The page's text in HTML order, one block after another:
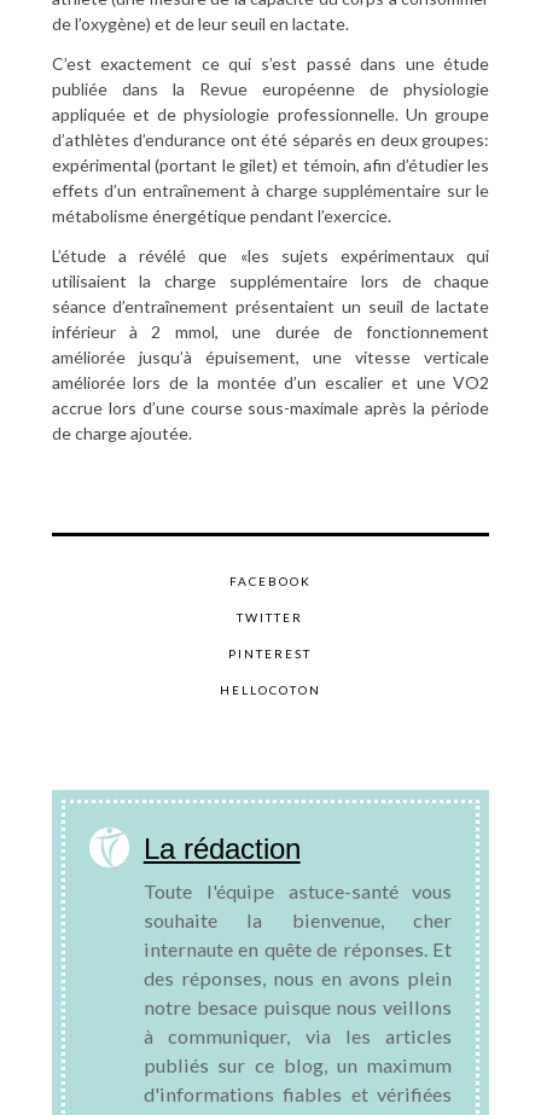
de l’oxygène) et de leur seuil en lactate.
C’est exactement ce qui s’est passé dans une étude
publiée dans la Revue européenne de physiologie
appliquée et de physiologie professionnelle. Un groupe
d’athlètes d’endurance ont été séparés en deux groupes:
expérimental (portant le gilet) et témoin, afin d’étudier les
effets d’un entraînement à charge supplémentaire sur le
métabolisme énergétique pendant l’exercice.
L’étude a révélé que «les sujets expérimentaux qui
utilisaient la charge supplémentaire lors de chaque
séance d’entraînement présentaient un seuil de lactate
inférieur à 2 mmol, une durée de fonctionnement
améliorée jusqu’à épuisement, une vitesse verticale
améliorée lors de la montée d’un escalier et une VO2
accrue lors d’une course sous-maximale après la période
de charge ajoutée.
FACEBOOK
TWITTER
PINTEREST
HELLOCOTON
La rédaction
Toute l'équipe astuce-santé vous
souhaite la bienvenue, cher
internaute en quête de réponses. Et
des réponses, nous en avons plein
notre besace puisque nous veillons
à communiquer, via les articles
publiés sur ce blog, un maximum
d'informations fiables et vérifiées